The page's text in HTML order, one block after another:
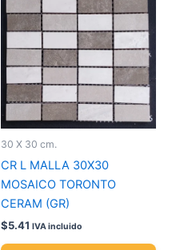
30 X 30 cm.
CR L MALLA 30X30
MOSAICO TORONTO
CERAM (GR)
$5.41 IVA incluido